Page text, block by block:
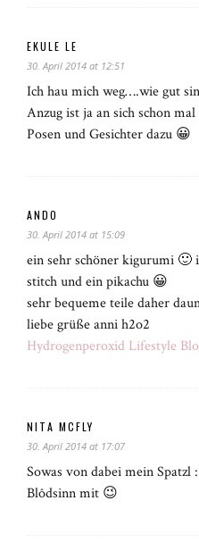
EKULE LE
30. April 2014 at 12:51
Ich hau mich weg….wie gut
Anzug ist ja an sich schon
Posen und Gesichter dazu 😀
ANDO
30. April 2014 at 15:09
ein sehr schöner kigurumi 🙂
stitch und ein pikachu 😀
sehr bequeme teile daher
liebe grüße anni h2o2
Hydrogenperoxid Lifestyle
NITA MCFLY
30. April 2014 at 17:07
Sowas von dabei mein
Blôdsinn mit 😉